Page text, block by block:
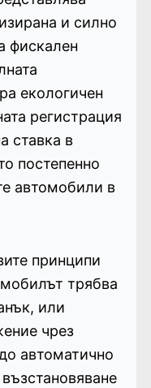
и силно
фискален
екологичен
регистрация
ставка в
постепенно
автомобили в
принципи
трябва
или
чрез
автоматично